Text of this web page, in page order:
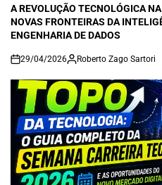
IN
A REVOLUÇÃO TECNOLÓGICA
NOVAS FRONTEIRAS DA
ENGENHARIA DE DADOS
on
29/04/2026 Roberto Zago Sartori